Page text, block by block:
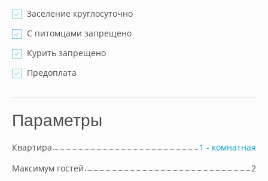
Заселение круглосуточно
С питомцами запрещено
Курить запрещено
Предоплата
Параметры
Квартира
1 - комнатная
Максимум гостей
2